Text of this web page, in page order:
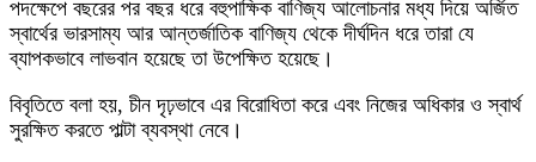
পদক্ষেপে বছরের পর বছর ধরে বহুপাক্ষিক বাণিজ্য আলোচনার মধ্য দিয়ে অর্জিত
স্বার্থের ভারসাম্য আর আন্তর্জাতিক বাণিজ্য থেকে দীর্ঘদিন ধরে তারা যে
ব্যাপকভাবে লাভবান হয়েছে তা উপেক্ষিত হয়েছে।
বিবৃতিতে বলা হয়, চীন দৃঢ়ভাবে এর বিরোধিতা করে এবং নিজের অধিকার ও স্বার্থ
সুরক্ষিত করতে পাল্টা ব্যবস্থা নেবে।